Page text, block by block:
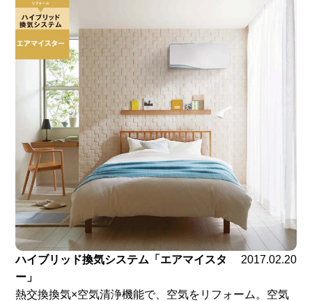
ハイブリッド換気システム「エアマイスタ
ー」
2017.02.20
熱交換換気×空気清浄機能で、空気をリフォーム。空気